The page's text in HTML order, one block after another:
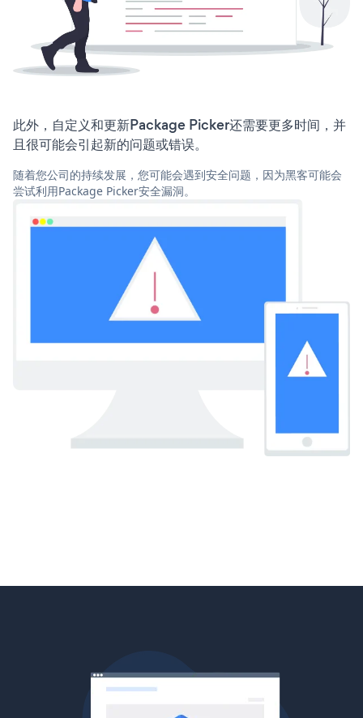
此外，自定义和更新Package Picker还需要更多时间，并
且很可能会引起新的问题或错误。
随着您公司的持续发展，您可能会遇到安全问题，因为黑客可能会
尝试利用Package Picker安全漏洞。